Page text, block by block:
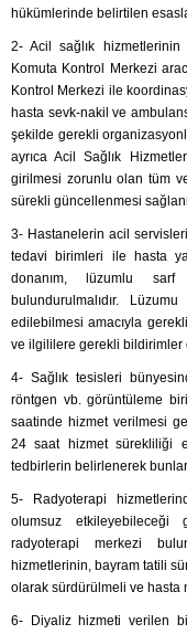
hükümlerinde belirtilen
2- Acil sağlık
Komuta Kontrol Merkezi
Kontrol Merkezi ile
hasta sevk-nakil ve
şekilde gerekli
ayrıca Acil Sağlık
girilmesi zorunlu olan tüm
sürekli güncellenmesi
3- Hastanelerin acil
tedavi birimleri ile hasta
donanım, lüzumlu
bulundurulmalıdır.
edilebilmesi amacıyla
ve ilgililere gerekli bildirimler
4- Sağlık tesisleri
röntgen vb. görüntüleme
saatinde hizmet verilmesi
24 saat hizmet sürekliliği
tedbirlerin belirlenerek
5- Radyoterapi
olumsuz etkileyebileceği
radyoterapi merkezi
hizmetlerinin, bayram tatili
olarak sürdürülmeli ve hasta
6- Diyaliz hizmeti verilen